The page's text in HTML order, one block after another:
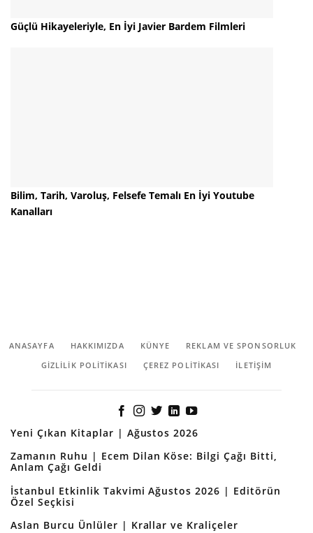
Güçlü Hikayeleriyle, En İyi Javier Bardem Filmleri
Bilim, Tarih, Varoluş, Felsefe Temalı En İyi Youtube
Kanalları
ANASAYFA HAKKIMIZDA KÜNYE
REKLAM VE SPONSORLUK
GIZLILIK POLITIKASI
ÇEREZ POLITIKASI İLETİŞİM
Yeni Çıkan Kitaplar | Ağustos 2026
Zamanın Ruhu | Ecem Dilan Köse: Bilgi Çağı Bitti,
Anlam Çağı Geldi
İstanbul Etkinlik Takvimi Ağustos 2026 | Editörün
Özel Seçkisi
Aslan Burcu Ünlüler | Krallar ve Kraliçeler